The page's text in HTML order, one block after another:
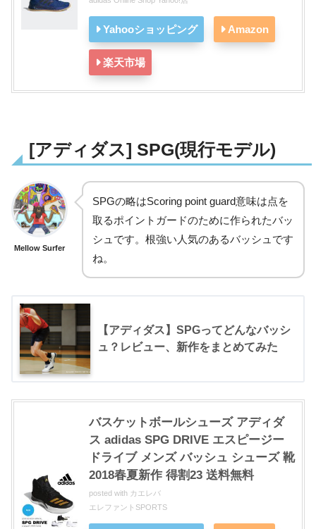
Yahooショッピング Amazon
楽天市場
[アディダス] SPG(現行モデル)
Mellow Surfer
SPGの略はScoring point guard意味は点を
取るポイントガードのために作られたバッ
シュです。根強い人気のあるバッシュです
ね。
【アディダス】SPGってどんなバッシ
ュ？レビュー、新作をまとめてみた
バスケットボールシューズ アディダ
ス adidas SPG DRIVE エスピージー
ドライブ メンズ バッシュ シューズ 靴
2018春夏新作 得割23 送料無料
posted with カエレバ
エレファントSPORTS